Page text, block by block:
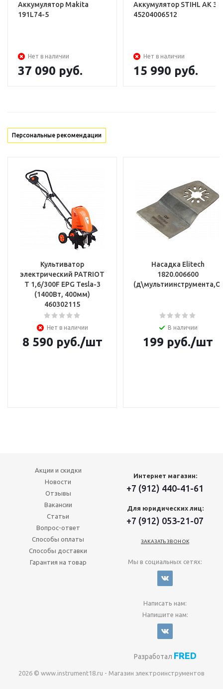
Аккумулятор Makita
191L74-5
Нет в наличии
37 090 руб.
Аккумулятор STIHL АK 30
45204006512
Нет в наличии
15 990 руб.
Персональные рекомендации
Культиватор
электрический PATRIOT
T 1,6/300F EPG Tesla-3
(1400Вт, 400мм)
460302115
Нет в наличии
8 590 руб./шт
Насадка Elitech
1820.006600
В наличии
199 руб./шт
Акции и скидки
Новости
Отзывы
Вакансии
Статьи
Вопрос-ответ
Способы оплаты
Способы доставки
Гарантия на товар
Интернет магазин:
+7 (912) 440-41-61
Для юридических лиц:
+7 (912) 053-21-07
ЗАКАЗАТЬ ЗВОНОК
Мы в социальных сетях:
Написать нам:
Напишите нам:
Разработал FRED
2026 © www.instrument18.ru - Магазин электроинструментов